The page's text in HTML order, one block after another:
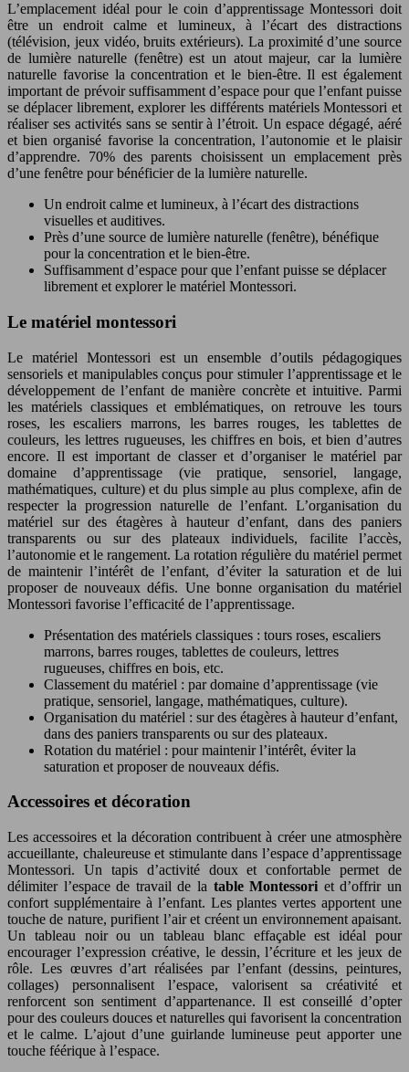
L’emplacement idéal pour le coin d’apprentissage Montessori doit
être un endroit calme et lumineux, à l’écart des distractions
(télévision, jeux vidéo, bruits extérieurs). La proximité d’une source
de lumière naturelle (fenêtre) est un atout majeur, car la lumière
naturelle favorise la concentration et le bien-être. Il est également
important de prévoir suffisamment d’espace pour que l’enfant puisse
se déplacer librement, explorer les différents matériels Montessori et
réaliser ses activités sans se sentir à l’étroit. Un espace dégagé, aéré
et bien organisé favorise la concentration, l’autonomie et le plaisir
d’apprendre. 70% des parents choisissent un emplacement près
d’une fenêtre pour bénéficier de la lumière naturelle.
Un endroit calme et lumineux, à l’écart des distractions
visuelles et auditives.
Près d’une source de lumière naturelle (fenêtre), bénéfique
pour la concentration et le bien-être.
Suffisamment d’espace pour que l’enfant puisse se déplacer
librement et explorer le matériel Montessori.
Le matériel montessori
Le matériel Montessori est un ensemble d’outils pédagogiques
sensoriels et manipulables conçus pour stimuler l’apprentissage et le
développement de l’enfant de manière concrète et intuitive. Parmi
les matériels classiques et emblématiques, on retrouve les tours
roses, les escaliers marrons, les barres rouges, les tablettes de
couleurs, les lettres rugueuses, les chiffres en bois, et bien d’autres
encore. Il est important de classer et d’organiser le matériel par
domaine d’apprentissage (vie pratique, sensoriel, langage,
mathématiques, culture) et du plus simple au plus complexe, afin de
respecter la progression naturelle de l’enfant. L’organisation du
matériel sur des étagères à hauteur d’enfant, dans des paniers
transparents ou sur des plateaux individuels, facilite l’accès,
l’autonomie et le rangement. La rotation régulière du matériel permet
de maintenir l’intérêt de l’enfant, d’éviter la saturation et de lui
proposer de nouveaux défis. Une bonne organisation du matériel
Montessori favorise l’efficacité de l’apprentissage.
Présentation des matériels classiques : tours roses, escaliers
marrons, barres rouges, tablettes de couleurs, lettres
rugueuses, chiffres en bois, etc.
Classement du matériel : par domaine d’apprentissage (vie
pratique, sensoriel, langage, mathématiques, culture).
Organisation du matériel : sur des étagères à hauteur d’enfant,
dans des paniers transparents ou sur des plateaux.
Rotation du matériel : pour maintenir l’intérêt, éviter la
saturation et proposer de nouveaux défis.
Accessoires et décoration
Les accessoires et la décoration contribuent à créer une atmosphère
accueillante, chaleureuse et stimulante dans l’espace d’apprentissage
Montessori. Un tapis d’activité doux et confortable permet de
délimiter l’espace de travail de la table Montessori et d’offrir un
confort supplémentaire à l’enfant. Les plantes vertes apportent une
touche de nature, purifient l’air et créent un environnement apaisant.
Un tableau noir ou un tableau blanc effaçable est idéal pour
encourager l’expression créative, le dessin, l’écriture et les jeux de
rôle. Les œuvres d’art réalisées par l’enfant (dessins, peintures,
collages) personnalisent l’espace, valorisent sa créativité et
renforcent son sentiment d’appartenance. Il est conseillé d’opter
pour des couleurs douces et naturelles qui favorisent la concentration
et le calme. L’ajout d’une guirlande lumineuse peut apporter une
touche féérique à l’espace.